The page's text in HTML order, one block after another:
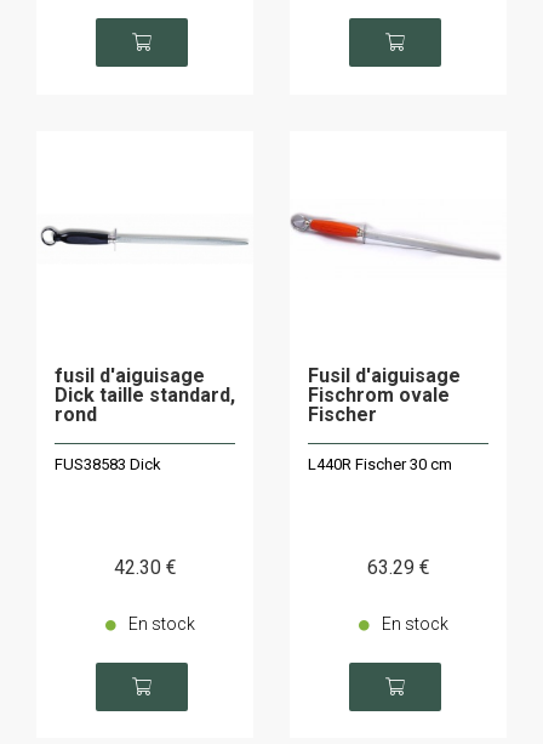
fusil d'aiguisage
Dick taille standard,
rond
FUS38583 Dick
42.30 €
En stock
Fusil d'aiguisage
Fischrom ovale
Fischer
L440R Fischer 30 cm
63.29 €
En stock